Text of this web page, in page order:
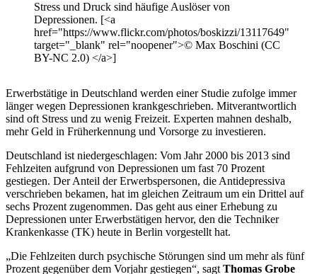
Stress und Druck sind häufige Auslöser von
Depressionen. [<a
href="https://www.flickr.com/photos/boskizzi/13117649"
target="_blank" rel="noopener">© Max Boschini (CC
BY-NC 2.0) </a>]
Erwerbstätige in Deutschland werden einer Studie zufolge immer
länger wegen Depressionen krankgeschrieben. Mitverantwortlich
sind oft Stress und zu wenig Freizeit. Experten mahnen deshalb,
mehr Geld in Früherkennung und Vorsorge zu investieren.
Deutschland ist niedergeschlagen: Vom Jahr 2000 bis 2013 sind
Fehlzeiten aufgrund von Depressionen um fast 70 Prozent
gestiegen. Der Anteil der Erwerbspersonen, die Antidepressiva
verschrieben bekamen, hat im gleichen Zeitraum um ein Drittel auf
sechs Prozent zugenommen. Das geht aus einer Erhebung zu
Depressionen unter Erwerbstätigen hervor, den die Techniker
Krankenkasse (TK) heute in Berlin vorgestellt hat.
„Die Fehlzeiten durch psychische Störungen sind um mehr als fünf
Prozent gegenüber dem Vorjahr gestiegen“, sagt Thomas Grobe